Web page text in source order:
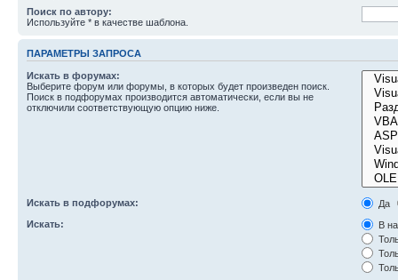
Поиск по автору:
Используйте * в качестве шаблона.
ПАРАМЕТРЫ ЗАПРОСА
Искать в форумах:
Выберите форум или форумы, в которых будет произведен поиск.
Поиск в подфорумах производится автоматически, если вы не
отключили соответствующую опцию ниже.
Искать в подфорумах:
Да
Искать:
В